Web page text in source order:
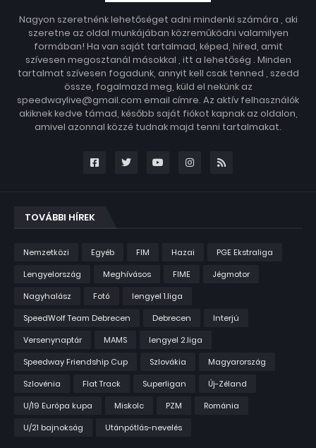
Nagyon szeretnénk lehetőséget adni mindenki számára , aki
szeretne az oldal munkájában közreműködni valamilyen
formában! Ha van saját tartalmad, képed, híred, amit
szívesen megosztanál másokkal , itt a lehetőség . Minden
tartalmat szívesen fogadunk, annyit kell csak tenned , szedd
össze, fogalmazd meg, küld el nekünk az
speedwaylive@gmail.com email címre. Az aktív felhasználók
akiknek kedve támad, később saját fiókot kapnak az oldalon,
amivel azonnal közzé tudnak majd tenni tartalmakat.
TOVÁBBI HÍREK
Nemzetközi Egyéb FIM Hazai
PGE Ekstraliga
Lengyelország
Meghívásos FIME
Jégmotor
Nagyhalász
Fotó
lengyel 1.liga
SpeedWolf Team Debrecen
Debrecen
Interjú
Versenynaptár
MAMS
lengyel 2.liga
Speedway Friendship Cup
Szlovákia
Magyarország
Szlovénia
Flat Track Superligan
Új-Zéland
U/19 Európa kupa
Miskolc PZM
Románia
U/21 bajnokság
Utánpótlás-nevelés